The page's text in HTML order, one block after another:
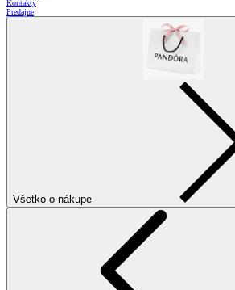
Kontakty
Predajne
Všetko o nákupe